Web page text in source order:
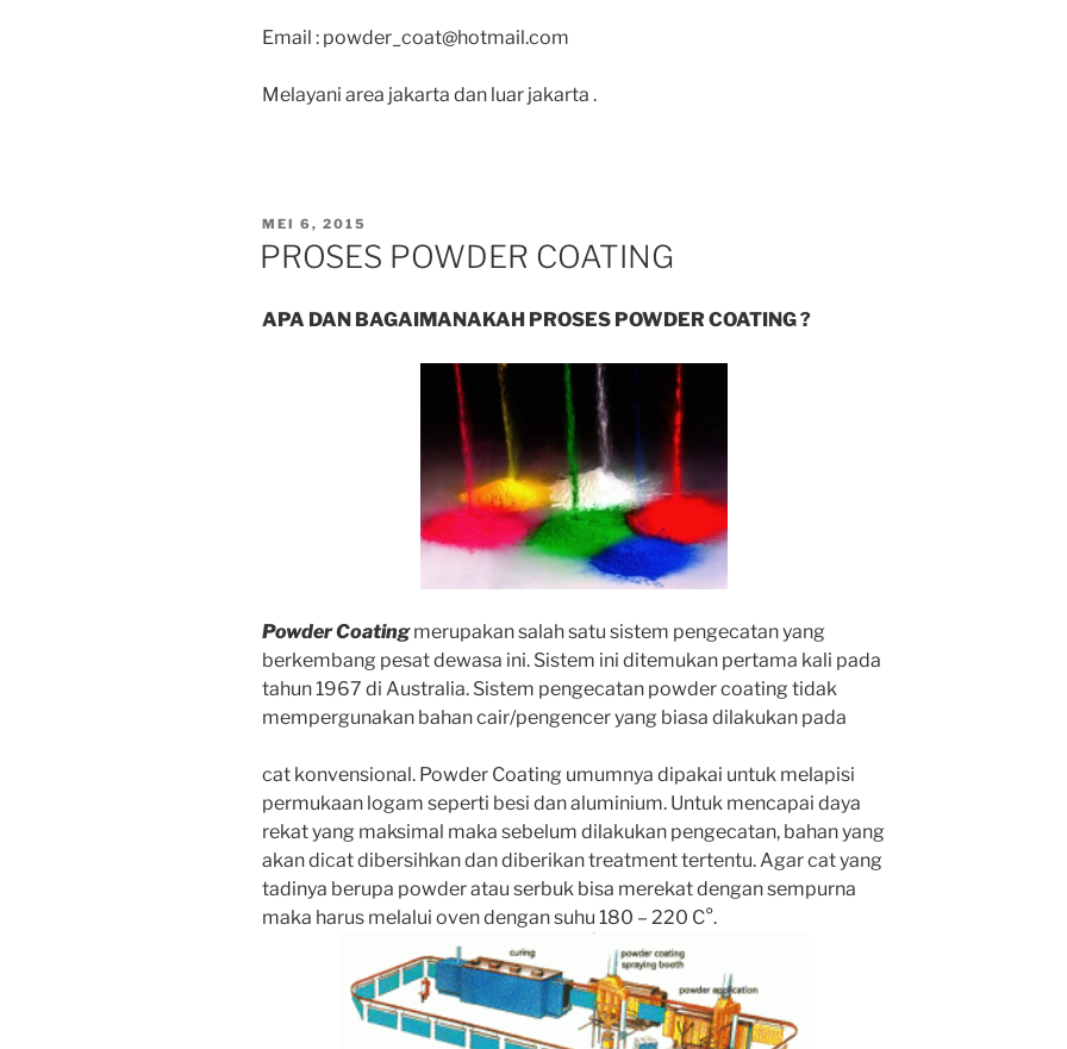
Email : powder_coat@hotmail.com
Melayani area jakarta dan luar jakarta .
POSTED
ON
MEI 6, 2015
PROSES POWDER COATING
APA DAN BAGAIMANAKAH PROSES POWDER COATING ?
Powder Coating merupakan salah satu sistem pengecatan yang
berkembang pesat dewasa ini. Sistem ini ditemukan pertama kali pada
tahun 1967 di Australia. Sistem pengecatan powder coating tidak
mempergunakan bahan cair/pengencer yang biasa dilakukan pada
cat konvensional. Powder Coating umumnya dipakai untuk melapisi
permukaan logam seperti besi dan aluminium. Untuk mencapai daya
rekat yang maksimal maka sebelum dilakukan pengecatan, bahan yang
akan dicat dibersihkan dan diberikan treatment tertentu. Agar cat yang
tadinya berupa powder atau serbuk bisa merekat dengan sempurna
maka harus melalui oven dengan suhu 180 – 220 C°.